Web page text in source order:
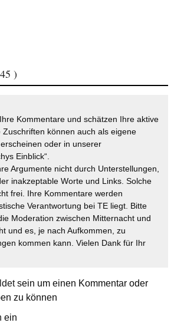
)
Kommentare und schätzen Ihre aktive
Zuschriften können auch als eigene
oder in unserer
Einblick“.
Argumente nicht durch Unterstellungen,
inakzeptable Worte und Links. Solche
frei. Ihre Kommentare werden
Verantwortung bei TE liegt. Bitte
Moderation zwischen Mitternacht und
und es, je nach Aufkommen, zu
kommen kann. Vielen Dank für Ihr
sein um einen Kommentar oder
zu können
ein